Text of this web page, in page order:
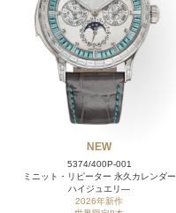
NEW
5374/400P-001
ミニット・リピーター 永久カレンダー
ハイジュエリ―
2026年新作